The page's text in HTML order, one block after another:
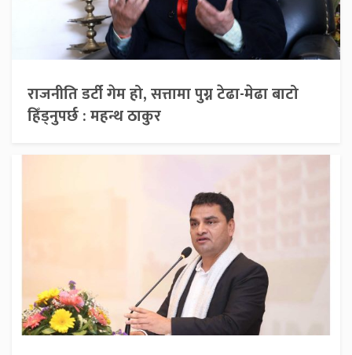
राजनीति डर्टी गेम हो, सत्तामा पुग्न टेढा-मेढा बाटो
हिँड्नुपर्छ : महन्थ ठाकुर